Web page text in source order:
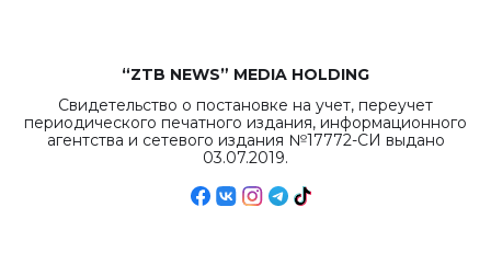
“ZTB NEWS” MEDIA HOLDING
Свидетельство о постановке на учет, переучет
периодического печатного издания, информационного
агентства и сетевого издания №17772-СИ выдано
03.07.2019.